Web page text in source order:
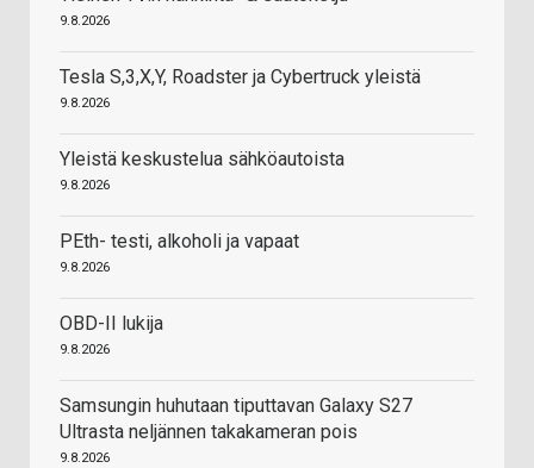
9.8.2026
Tesla S,3,X,Y, Roadster ja Cybertruck yleistä
9.8.2026
Yleistä keskustelua sähköautoista
9.8.2026
PEth- testi, alkoholi ja vapaat
9.8.2026
OBD-II lukija
9.8.2026
Samsungin huhutaan tiputtavan Galaxy S27
Ultrasta neljännen takakameran pois
9.8.2026